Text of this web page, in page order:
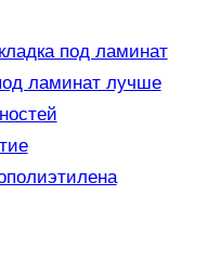
под ламинат
ламинат лучше